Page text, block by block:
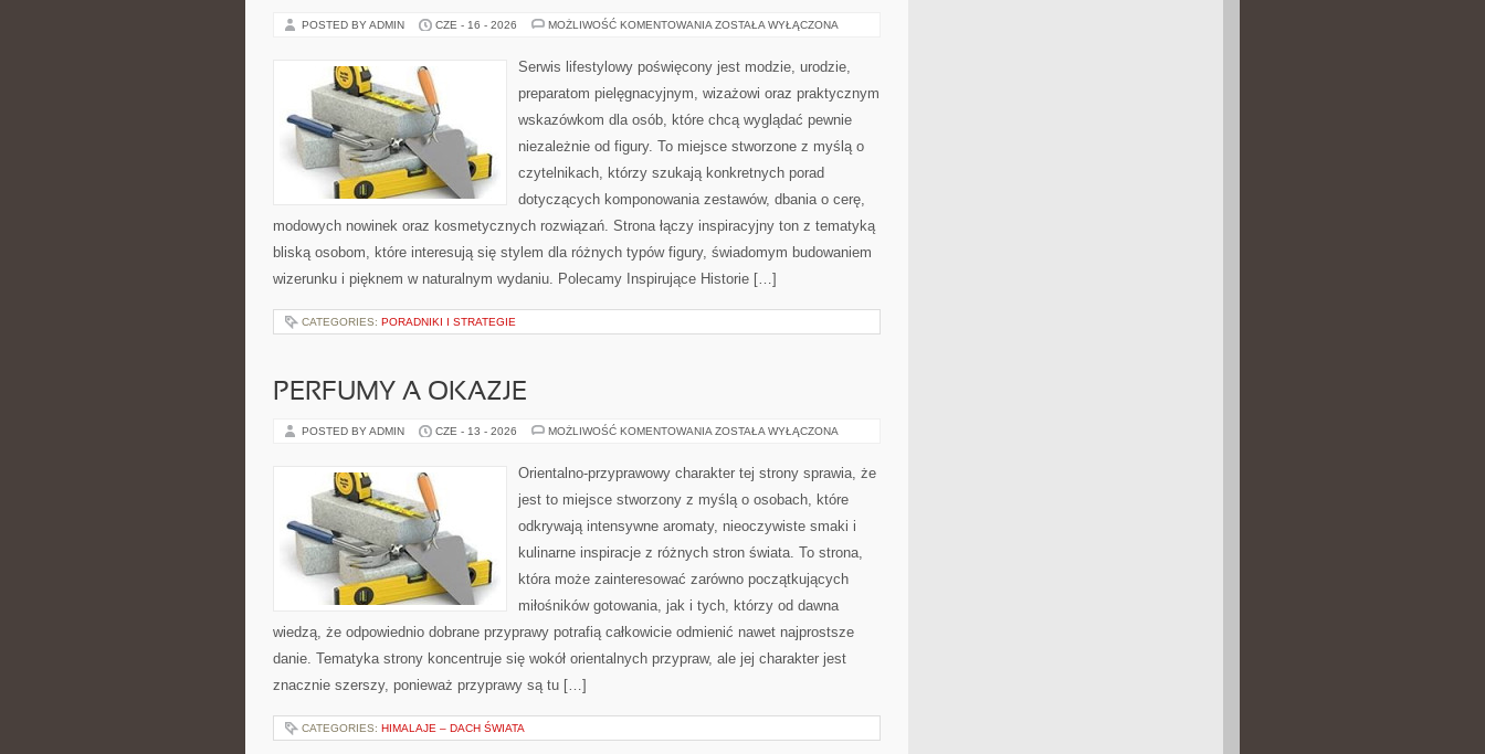
POSTED BY ADMIN CZE - 16 - 2026 MOŻLIWOŚĆ KOMENTOWANIA STYLIZACJE
OKAZJE
ZOSTAŁA WYŁĄCZONA
Serwis lifestylowy poświęcony jest modzie, urodzie,
preparatom pielęgnacyjnym, wizażowi oraz praktycznym
wskazówkom dla osób, które chcą wyglądać pewnie
niezależnie od figury. To miejsce stworzone z myślą o
czytelnikach, którzy szukają konkretnych porad
dotyczących komponowania zestawów, dbania o cerę,
modowych nowinek oraz kosmetycznych rozwiązań. Strona łączy inspiracyjny ton z tematyką
bliską osobom, które interesują się stylem dla różnych typów figury, świadomym budowaniem
wizerunku i pięknem w naturalnym wydaniu. Polecamy Inspirujące Historie […]
CATEGORIES: PORADNIKI I STRATEGIE
PERFUMY A OKAZJE
POSTED BY ADMIN CZE - 13 - 2026 MOŻLIWOŚĆ KOMENTOWANIA PERFUMY
ZOSTAŁA WYŁĄCZONA
Orientalno-przyprawowy charakter tej strony sprawia, że
jest to miejsce stworzony z myślą o osobach, które
odkrywają intensywne aromaty, nieoczywiste smaki i
kulinarne inspiracje z różnych stron świata. To strona,
która może zainteresować zarówno początkujących
miłośników gotowania, jak i tych, którzy od dawna
wiedzą, że odpowiednio dobrane przyprawy potrafią całkowicie odmienić nawet najprostsze
danie. Tematyka strony koncentruje się wokół orientalnych przypraw, ale jej charakter jest
znacznie szerszy, ponieważ przyprawy są tu […]
CATEGORIES: HIMALAJE – DACH ŚWIATA